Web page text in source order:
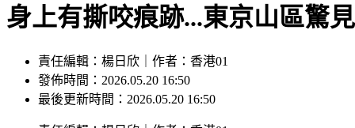
身上有撕咬痕跡...東京山區驚
責任編輯：楊日欣｜作者：香港01
發佈時間：2026.05.20 16:50
最後更新時間：2026.05.20 16:50